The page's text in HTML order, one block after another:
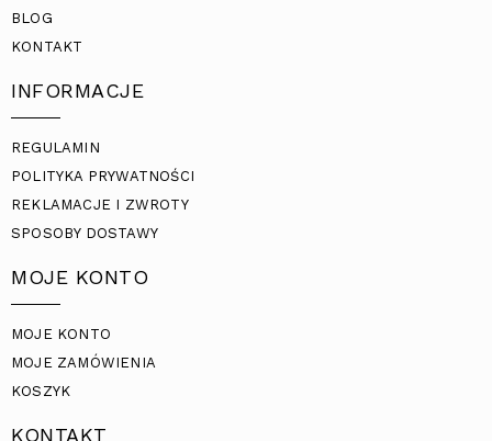
BLOG
KONTAKT
INFORMACJE
REGULAMIN
POLITYKA PRYWATNOŚCI
REKLAMACJE I ZWROTY
SPOSOBY DOSTAWY
MOJE KONTO
MOJE KONTO
MOJE ZAMÓWIENIA
KOSZYK
KONTAKT